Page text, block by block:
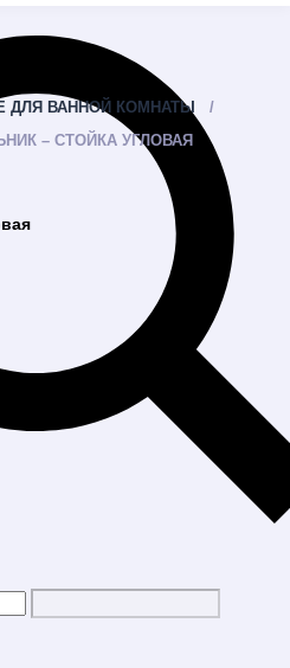
ДЛЯ ВАННОЙ КОМНАТЫ
– СТОЙКА УГЛОВАЯ